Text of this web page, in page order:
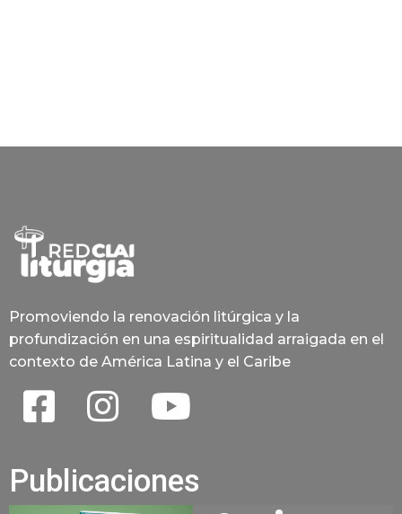
Promoviendo la renovación litúrgica y la
profundización en una espiritualidad arraigada en el
contexto de América Latina y el Caribe
Publicaciones